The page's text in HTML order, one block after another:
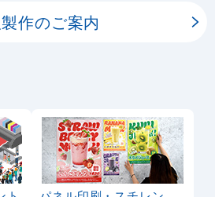
作のご案内